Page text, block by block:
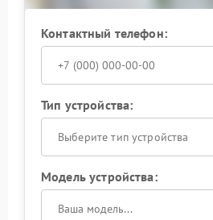
Контактный телефон:
Тип устройства:
Выберите тип устройства
Модель устройства: